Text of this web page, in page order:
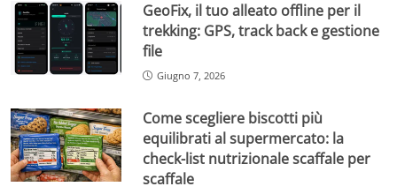
GeoFix, il tuo alleato offline per il
trekking: GPS, track back e gestione
file
Giugno 7, 2026
Come scegliere biscotti più
equilibrati al supermercato: la
check-list nutrizionale scaffale per
scaffale